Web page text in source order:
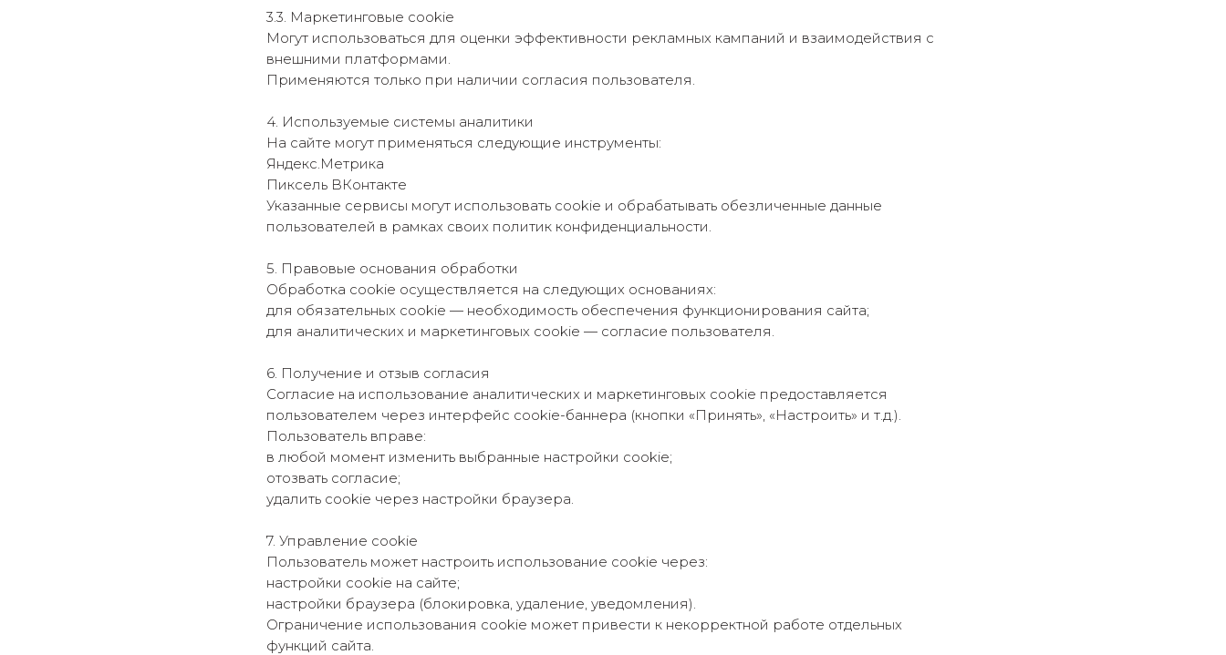
3.3. Маркетинговые cookie
Могут использоваться для оценки эффективности рекламных кампаний и взаимодействия с
внешними платформами.
Применяются только при наличии согласия пользователя.
4. Используемые системы аналитики
На сайте могут применяться следующие инструменты:
Яндекс.Метрика
Пиксель ВКонтакте
Указанные сервисы могут использовать cookie и обрабатывать обезличенные данные
пользователей в рамках своих политик конфиденциальности.
5. Правовые основания обработки
Обработка cookie осуществляется на следующих основаниях:
для обязательных cookie — необходимость обеспечения функционирования сайта;
для аналитических и маркетинговых cookie — согласие пользователя.
6. Получение и отзыв согласия
Согласие на использование аналитических и маркетинговых cookie предоставляется
пользователем через интерфейс cookie-баннера (кнопки «Принять», «Настроить» и т.д.).
Пользователь вправе:
в любой момент изменить выбранные настройки cookie;
отозвать согласие;
удалить cookie через настройки браузера.
7. Управление cookie
Пользователь может настроить использование cookie через:
настройки cookie на сайте;
настройки браузера (блокировка, удаление, уведомления).
Ограничение использования cookie может привести к некорректной работе отдельных
функций сайта.